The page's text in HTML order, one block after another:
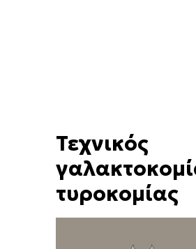
Τεχνικός
τυροκομίας